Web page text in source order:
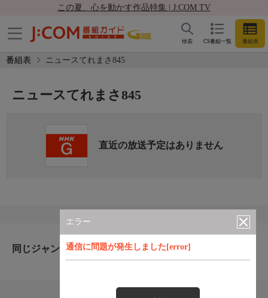
この夏、心を動かす作品特集 | J:COM TV
CS番組一覧 番組表
検索
番組表 ニュースてれまさ845
エラー
通信に問題が発生しました[error]
ニュースてれまさ845
直近の放送予定はありません
同じジャンルのおすすめ番組